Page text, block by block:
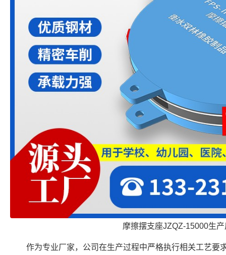
摩擦摆支座JZQZ-15000生
作为专业厂家，公司在生产过程中严格执行相关工艺要